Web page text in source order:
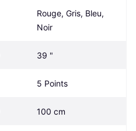
Rouge, Gris, Bleu,
Noir
39 "
5 Points
100 cm